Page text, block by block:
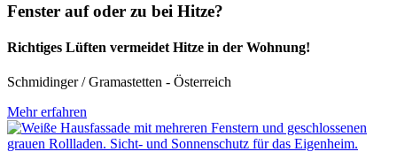
Fenster auf oder zu bei Hitze?
Richtiges Lüften vermeidet Hitze in der Wohnung!
Schmidinger / Gramastetten - Österreich
Mehr erfahren